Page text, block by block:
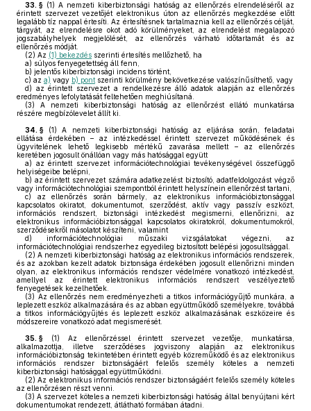
33. § (1) A nemzeti kiberbiztonsági hatóság az ellenőrzés elrendeléséről az
érintett szervezet vezetőjét elektronikus úton az ellenőrzés megkezdése előtt
legalább tíz nappal értesíti. Az értesítésnek tartalmaznia kell az ellenőrzés célját,
tárgyát, az elrendelésre okot adó körülményeket, az elrendelést megalapozó
jogszabályhelyek megjelölését, az ellenőrzés várható időtartamát és az
ellenőrzés módját.
(2) Az (1) bekezdés szerinti értesítés mellőzhető, ha
a) súlyos fenyegetettség áll fenn,
b) jelentős kiberbiztonsági incidens történt,
c) az a) vagy b) pont szerinti körülmény bekövetkezése valószínűsíthető, vagy
d) az érintett szervezet a rendelkezésre álló adatok alapján az ellenőrzés
eredményes lefolytatását feltehetően meghiúsítaná.
(3) A nemzeti kiberbiztonsági hatóság az ellenőrzést ellátó munkatársa
részére megbízólevelet állít ki.
34. § (1)
A nemzeti kiberbiztonsági hatóság az eljárása során, feladatai
ellátása érdekében – az intézkedéssel érintett szervezet működésének és
ügyvitelének lehető legkisebb mértékű zavarása mellett – az ellenőrzés
keretében jogosult önállóan vagy más hatósággal együtt
a) az érintett szervezet információtechnológiai tevékenységével összefüggő
helyiségeibe belépni,
b) az érintett szervezet számára adatkezelést biztosító, adatfeldolgozást végző
vagy információtechnológiai szempontból érintett helyszínein ellenőrzést tartani,
c) az ellenőrzés során bármely, az elektronikus információbiztonsággal
kapcsolatos okiratot, dokumentumot, szerződést, aktív vagy passzív eszközt,
információs rendszert, biztonsági intézkedést megismerni, ellenőrizni, az
elektronikus információbiztonsággal kapcsolatos okiratokról, dokumentumokról,
szerződésekről másolatot készíteni, valamint
d) információtechnológiai műszaki vizsgálatokat végezni, az
információtechnológiai rendszerhez egyedileg biztosított belépési jogosultsággal.
(2) A nemzeti kiberbiztonsági hatóság az elektronikus információs rendszerek,
és az azokban kezelt adatok biztonsága érdekében jogosult ellenőrizni minden
olyan, az elektronikus információs rendszer védelmére vonatkozó intézkedést,
amellyel az érintett elektronikus információs rendszert veszélyeztető
fenyegetések kezelhetőek.
(3) Az ellenőrzés nem eredményezheti a titkos információgyűjtő munkára, a
leplezett eszköz alkalmazására és az abban együttműködő személyekre, továbbá
a titkos információgyűjtés és leplezett eszköz alkalmazásának eszközeire és
módszereire vonatkozó adat megismerését.
35. § (1) Az ellenőrzéssel érintett szervezet vezetője, munkatársa,
alkalmazottja, illetve szerződéses jogviszony alapján az elektronikus
információbiztonság tekintetében érintett egyéb közreműködő és az elektronikus
információs rendszer biztonságáért felelős személy köteles a nemzeti
kiberbiztonsági hatósággal együttműködni.
(2) Az elektronikus információs rendszer biztonságáért felelős személy köteles
az ellenőrzésen részt venni.
(3) A szervezet köteles a nemzeti kiberbiztonsági hatóság által benyújtani kért
dokumentumokat rendezett, átlátható formában átadni.